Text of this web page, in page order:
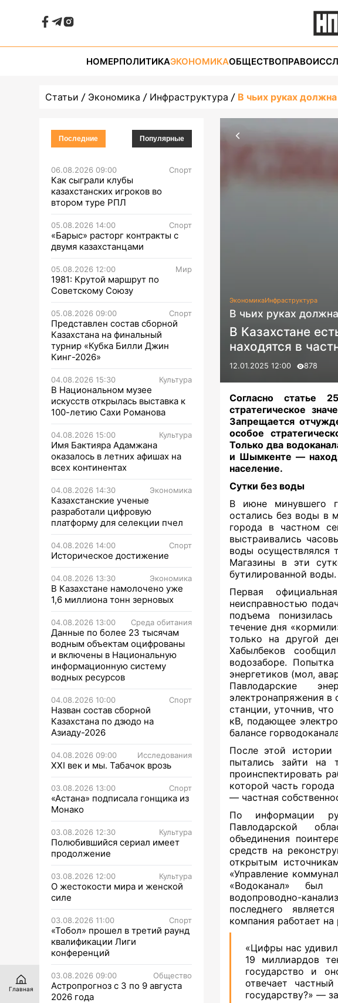
НОМЕРПОЛИТИКАЭКОНОМИКАОБЩЕСТВОПРАВО
Статьи Экономика Инфраструктура В чьих руках
Последние Популярные
06.08.2026 09:00 Спорт
Как сыграли клубы
казахстанских игроков во
втором туре РПЛ
05.08.2026 14:00 Спорт
«Барыс» расторг контракты с
двумя казахстанцами
05.08.2026 12:00 Мир
1981: Крутой маршрут по
Советскому Союзу
05.08.2026 09:00 Спорт
Представлен состав сборной
Казахстана на финальный
турнир «Кубка Билли Джин
Кинг-2026»
04.08.2026 15:30 Культура
В Национальном музее
искусств открылась выставка к
100-летию Сахи Романова
04.08.2026 15:00 Культура
Имя Бактияра Адамжана
оказалось в летних афишах на
всех континентах
04.08.2026 14:30 Экономика
Казахстанские ученые
разработали цифровую
платформу для селекции пчел
04.08.2026 14:00 Спорт
Историческое достижение
04.08.2026 13:30 Экономика
В Казахстане намолочено уже
1,6 миллиона тонн зерновых
04.08.2026 13:00 Среда обитания
Данные по более 23 тысячам
водным объектам оцифрованы
и включены в Национальную
информационную систему
водных ресурсов
04.08.2026 10:00 Спорт
Назван состав сборной
Казахстана по дзюдо на
Азиаду-2026
04.08.2026 09:00 Исследования
XXI век и мы. Табачок врозь
03.08.2026 13:00 Спорт
«Астана» подписала гонщика из
Монако
03.08.2026 12:30 Культура
Полюбившийся сериал имеет
продолжение
03.08.2026 12:00 Культура
О жестокости мира и женской
силе
03.08.2026 11:00 Спорт
«Тобол» прошел в третий раунд
квалификации Лиги
конференций
03.08.2026 09:00 Общество
Астропрогноз с 3 по 9 августа
2026 года
ЭкономикаИнфраструктура
В чьих руках
В Казахстане
находятся в
12.01.2025 12:00 878
Согласно статье
стратегическое
Запрещается
особое
Только два
и Шымкенте —
население.
Сутки без воды
В июне минувшего
остались без воды в
города в частном
выстраивались
воды осуществлялся
Магазины в эти
бутилированной воды.
Первая
неисправностью
подъема
течение дня
только на другой
Хабылбеков
водозаборе.
энергетиков (мол,
Павлодарские
электронапряжения в
станции, уточнив,
кВ, подающее
балансе
После этой истории
пытались зайти на
проинспектировать
которой часть
— частная
По информации
Павлодарской
объединения
средств на
открытым
«Управление
«Водоканал» был
водопроводно-
последнего
компания работает
«Цифры нас
19 миллиардов
государство и
отвечает частный
государству?» —
Главная